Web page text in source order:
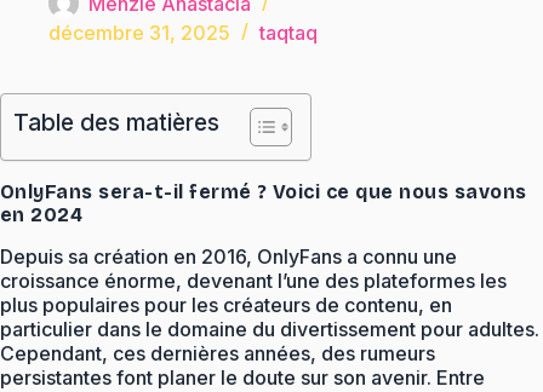
décembre 31, 2025
taqtaq
Table des matières
OnlyFans sera-t-il fermé ? Voici ce que nous savons
en 2024
Depuis sa création en 2016, OnlyFans a connu une
croissance énorme, devenant l’une des plateformes les
plus populaires pour les créateurs de contenu, en
particulier dans le domaine du divertissement pour adultes.
Cependant, ces dernières années, des rumeurs
persistantes font planer le doute sur son avenir. Entre